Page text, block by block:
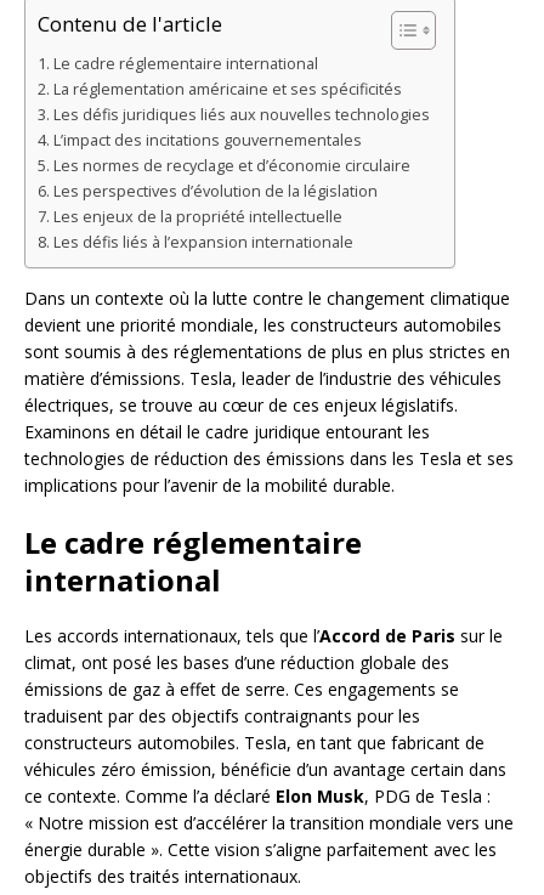
Contenu de l'article
Le cadre réglementaire international
La réglementation américaine et ses spécificités
Les défis juridiques liés aux nouvelles technologies
L’impact des incitations gouvernementales
Les normes de recyclage et d’économie circulaire
Les perspectives d’évolution de la législation
Les enjeux de la propriété intellectuelle
Les défis liés à l’expansion internationale
Dans un contexte où la lutte contre le changement climatique
devient une priorité mondiale, les constructeurs automobiles
sont soumis à des réglementations de plus en plus strictes en
matière d’émissions. Tesla, leader de l’industrie des véhicules
électriques, se trouve au cœur de ces enjeux législatifs.
Examinons en détail le cadre juridique entourant les
technologies de réduction des émissions dans les Tesla et ses
implications pour l’avenir de la mobilité durable.
Le cadre réglementaire
international
Les accords internationaux, tels que l’Accord de Paris sur le
climat, ont posé les bases d’une réduction globale des
émissions de gaz à effet de serre. Ces engagements se
traduisent par des objectifs contraignants pour les
constructeurs automobiles. Tesla, en tant que fabricant de
véhicules zéro émission, bénéficie d’un avantage certain dans
ce contexte. Comme l’a déclaré Elon Musk, PDG de Tesla :
« Notre mission est d’accélérer la transition mondiale vers une
énergie durable ». Cette vision s’aligne parfaitement avec les
objectifs des traités internationaux.